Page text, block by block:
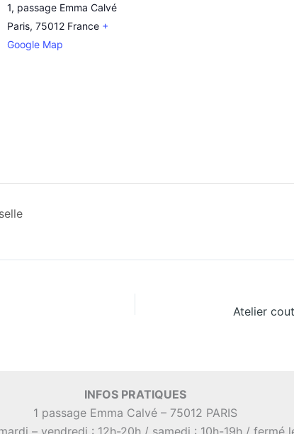
1, passage Emma Calvé
Paris, 75012 France +
Google Map
INFOS PRATIQUES
1 passage Emma Calvé – 75012 PARIS
– vendredi : 12h-20h / samedi : 10h-19h / fermé